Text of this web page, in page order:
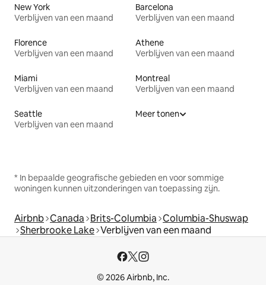
New York
Verblijven van een maand
Barcelona
Verblijven van een maand
Florence
Verblijven van een maand
Athene
Verblijven van een maand
Miami
Verblijven van een maand
Montreal
Verblijven van een maand
Seattle
Verblijven van een maand
Meer tonen
* In bepaalde geografische gebieden en voor sommige
woningen kunnen uitzonderingen van toepassing zijn.
Airbnb Canada Brits-Columbia Columbia-Shuswap
Sherbrooke Lake Verblijven van een maand
© 2026 Airbnb, Inc.